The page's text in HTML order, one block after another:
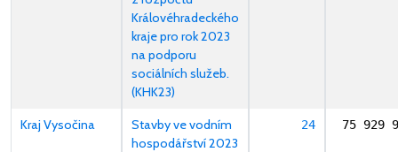
Královéhradeckého
kraje pro rok 2023
na podporu
sociálních služeb.
(KHK23)
Kraj Vysočina
Stavby ve vodním
hospodářství 2023
24 75 929